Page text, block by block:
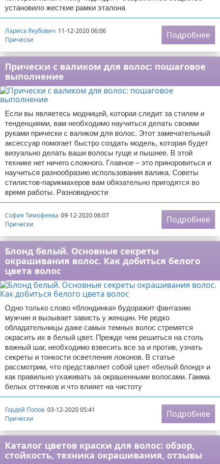
установило жесткие рамки эталона
Лариса Якубович 11-12-2020 06:06
Прически
Подробнее
Прически с валиком для волос: пошаговое
выполнение
Если вы являетесь модницей, которая следит за стилем и
тенденциями, вам необходимо научиться делать своими
руками прически с валиком для волос. Этот замечательный
аксессуар помогает быстро создать модель, которая будет
визуально делать ваши волосы гуще и пышнее. В этой
технике нет ничего сложного. Главное – это приноровиться и
научиться разнообразию использования валика. Советы
стилистов-парикмахеров вам обязательно пригодятся во
время работы. Разновидности
София Тимофеева 09-12-2020 06:07
Прически
Подробнее
Блонд белый. Основные секреты
окрашивания волос. Как добиться белого
цвета волос
Одно только слово «блондинка» будоражит фантазию
мужчин и вызывает зависть у женщин. Не редко
обладательницы даже самых темных волос стремятся
окрасить их в белый цвет. Прежде чем решиться на столь
важный шаг, необходимо взвесить все за и против, узнать
секреты и тонкости осветления локонов. В статье
рассмотрим, что представляет собой цвет «белый блонд» и
как правильно ухаживать за окрашенными волосами. Гамма
белых оттенков и что влияет на чистоту
Гордей Попов 03-12-2020 05:41
Прически
Подробнее
Каталог цветов краски для волос: обзор,
стойкость, техника окрашивания, отзывы